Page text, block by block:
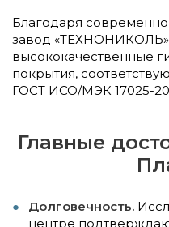
Благодаря
завод «ТЕХНОНИКОЛЬ»
высококачественные
покрытия,
ГОСТ ИСО/МЭК 17025-
Главные
Долговечность.
центре